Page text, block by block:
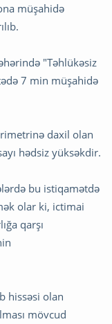
müşahidə
"Təhlükəsiz
7 min müşahidə
daxil olan
hədsiz yüksəkdir.
bu istiqamətdə
olar ki, ictimai
qarşı
hissəsi olan
mövcud